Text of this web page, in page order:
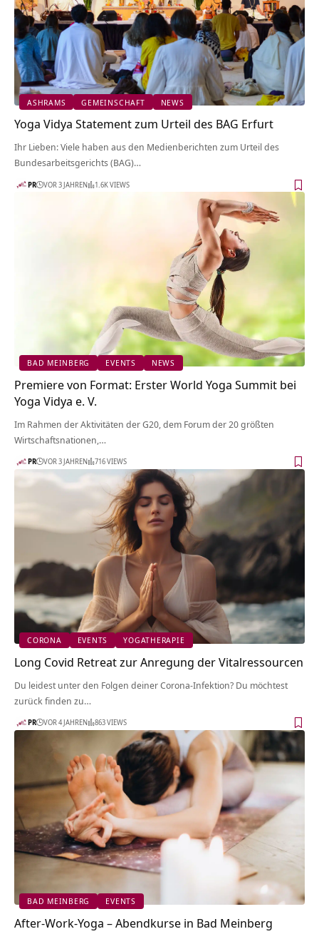
ASHRAMS GEMEINSCHAFT NEWS
Yoga Vidya Statement zum Urteil des BAG Erfurt
Ihr Lieben: Viele haben aus den Medienberichten zum Urteil des
Bundesarbeitsgerichts (BAG)…
PR VOR 3 JAHREN 1.6K VIEWS
BAD MEINBERG EVENTS NEWS
Premiere von Format: Erster World Yoga Summit bei
Yoga Vidya e. V.
Im Rahmen der Aktivitäten der G20, dem Forum der 20 größten
Wirtschaftsnationen,…
PR VOR 3 JAHREN 716 VIEWS
CORONA EVENTS YOGATHERAPIE
Long Covid Retreat zur Anregung der Vitalressourcen
Du leidest unter den Folgen deiner Corona-Infektion? Du möchtest
zurück finden zu…
PR VOR 4 JAHREN 863 VIEWS
BAD MEINBERG EVENTS
After-Work-Yoga – Abendkurse in Bad Meinberg